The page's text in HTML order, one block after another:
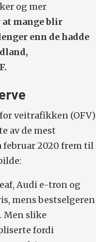
og mer
at mange blir
enn de hadde
veitrafikken (OFV)
av de mest
2020 frem til
Audi e-tron og
mens bestselgeren
Men slike
fordi